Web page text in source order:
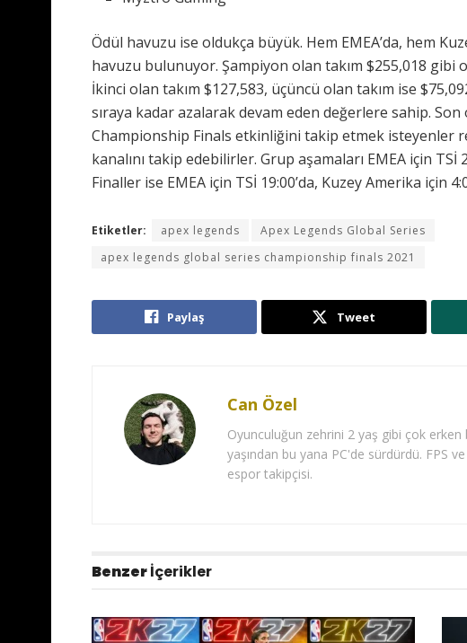
Ödül havuzu ise oldukça büyük. Hem EMEA’da, hem
havuzu bulunuyor. Şampiyon olan takım $255,018
İkinci olan takım $127,583, üçüncü olan takım ise
sıraya kadar azalarak devam eden değerlere sahip.
Championship Finals etkinliğini takip etmek isteyenler
kanalını takip edebilirler. Grup aşamaları EMEA için TSİ
Finaller ise EMEA için TSİ 19:00’da, Kuzey Amerika için
Etiketler: apex legends
Apex Legends Global Series
apex legends global series championship finals 2021
Paylaş Tweet
Can Özel
Oyunculuğun zehrini 2 yaş gibi çok erken
yaşından bu yana PC'de sürdürdü. FPS
espor takipçisi.
Benzerİçerikler